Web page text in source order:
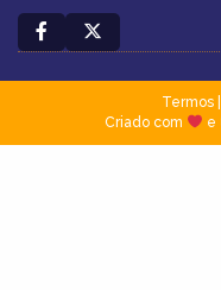
Termos|
Criado com
e